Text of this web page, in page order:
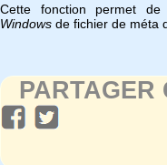
Cette fonction permet
Windows de fichier de méta
PARTAGER